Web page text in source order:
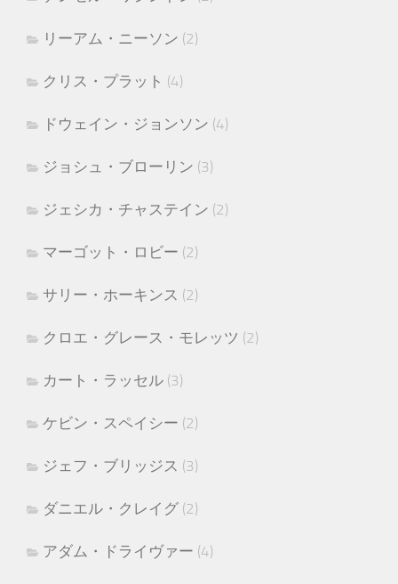
リーアム・ニーソン (2)
クリス・プラット (4)
ドウェイン・ジョンソン (4)
ジョシュ・ブローリン (3)
ジェシカ・チャステイン (2)
マーゴット・ロビー (2)
サリー・ホーキンス (2)
クロエ・グレース・モレッツ (2)
カート・ラッセル (3)
ケビン・スペイシー (2)
ジェフ・ブリッジス (3)
ダニエル・クレイグ (2)
アダム・ドライヴァー (4)